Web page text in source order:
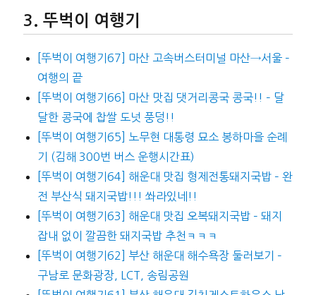
뚜벅이 여행기
[뚜벅이 여행기67] 마산 고속버스터미널 마산→서울 –
여행의 끝
[뚜벅이 여행기66] 마산 맛집 댓거리콩국 콩국!! – 달
달한 콩국에 찹쌀 도넛 풍덩!!
[뚜벅이 여행기65] 노무현 대통령 묘소 봉하마을 순례
기 (김해 300번 버스 운행시간표)
[뚜벅이 여행기64] 해운대 맛집 형제전통돼지국밥 – 완
전 부산식 돼지국밥!!! 쏴라있네!!
[뚜벅이 여행기63] 해운대 맛집 오복돼지국밥 – 돼지
잡내 없이 깔끔한 돼지국밥 추천ㅋㅋㅋ
[뚜벅이 여행기62] 부산 해운대 해수욕장 둘러보기 –
구남로 문화광장, LCT, 송림공원